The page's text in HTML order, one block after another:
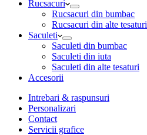
Rucsacuri
Rucsacuri din bumbac
Rucsacuri din alte tesaturi
Saculeti
Saculeti din bumbac
Saculeti din iuta
Saculeti din alte tesaturi
Accesorii
Intrebari & raspunsuri
Personalizari
Contact
Servicii grafice